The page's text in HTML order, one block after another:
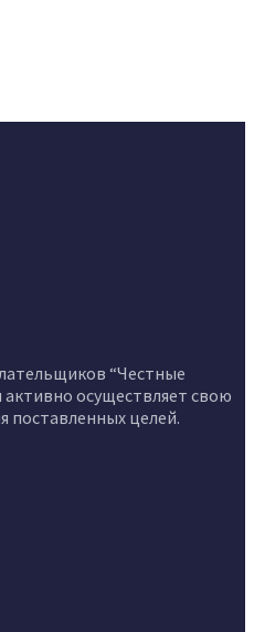
“Честные
активно осуществляет свою
поставленных целей.